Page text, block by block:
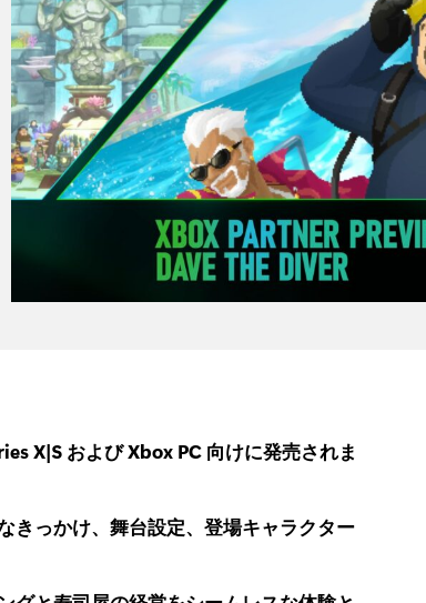
X|S および Xbox PC 向けに発売されま
きっかけ、舞台設定、登場キャラクター